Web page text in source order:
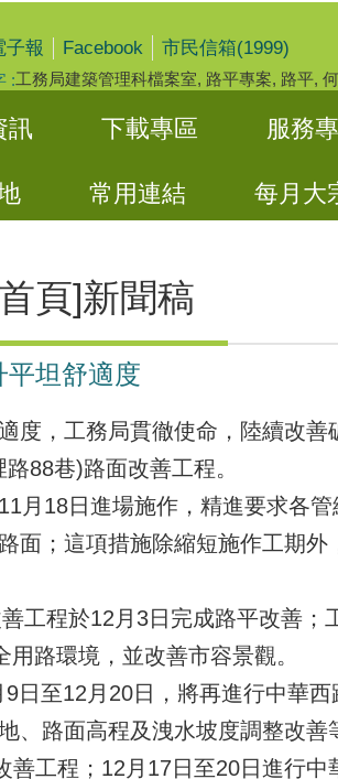
子報 Facebook 市民信箱(1999)
工務局建築管理科檔案室 路平專案 路平
訊 下載專區 服務
常用連結 每月大
頁]新聞稿
平坦舒適度
度，工務局貫徹使命，陸續改善
88巷)路面改善工程。
月18日進場施作，精進要求各
面；這項措施除縮短施作工期外
工程於12月3日完成路平改善；
路環境，並改善市容景觀。
日至12月20日，將再進行中華
、路面高程及洩水坡度調整改善
工程；12月17日至20日進行